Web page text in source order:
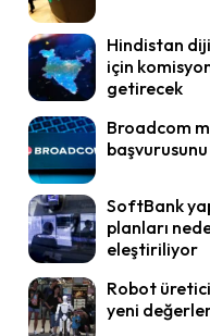
Hindistan
için
getirecek
Broadcom
SoftBank
planları
eleştiriliyor
Robot
yeni